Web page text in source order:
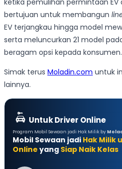
ketika pemulihan permintaan EV
bertujuan untuk membangun
EV terjangkau hingga model
serta meluncurkan 21 model
beragam opsi kepada konsumen.
Simak terus Moladin.com untuk
lainnya.
Untuk Driver Online
Program Mobil Sewaan jadi Hak Milik by
Mobil Sewaan jadi Hak Milik
Online yang Siap Naik Kelas